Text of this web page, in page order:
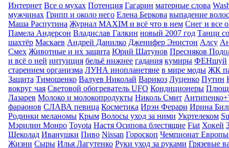
Интернет Все о мухах Потенция Гагарин матерные слова
мужчинах Грипп и около него Елена Беркова выпадение волос
Маша Распутина Журнал MAXIM и всё что в нем Снег и все
Памела Андерсон Владислав Галкин новый 2007 год Танци
шахтёр Маскаев Андрей Данилко Дженифер Энистон Алсу
Смех Животные и их защита Юрий Шатунов Пресняков
и всё о ней интуиция бельё нижнее гадания кумиры ФЕНшуй
старением организма ЛУНА инопланетяне в мире моды ЖК
Защита Тимошенко Валуев Николай Варикоз Луценко Путин
вокруг чая Световой обогреватель UFO Кондиционеры
Лазарев Молоко и молокопродукты Николь Смит
фараонов СЛАВА певица Косметика Ирэн Ферари Ирина
Родинки меланомы Крым Волосы уход за ними Укртелеком
Мэрилин Монро Toyota Настя Осипова блестящие Fiat Хокей
Шеколад Иванушки Пиво Nissan Гороскоп Чемпионат
Жизни Сыры Илья Лагутенко Руки уход за руками Грязевые